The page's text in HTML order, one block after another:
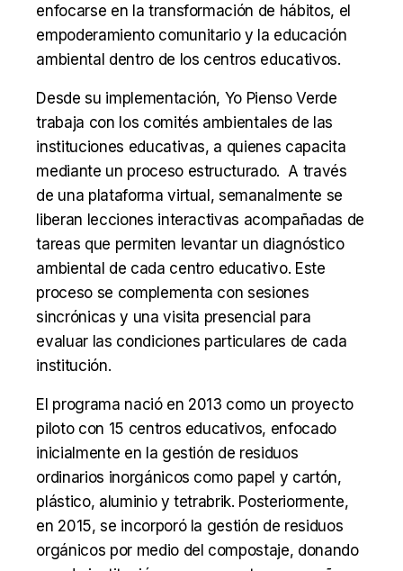
enfocarse en la transformación de hábitos, el
empoderamiento comunitario y la educación
ambiental dentro de los centros educativos.
Desde su implementación, Yo Pienso Verde
trabaja con los comités ambientales de las
instituciones educativas, a quienes capacita
mediante un proceso estructurado. A través
de una plataforma virtual, semanalmente se
liberan lecciones interactivas acompañadas de
tareas que permiten levantar un diagnóstico
ambiental de cada centro educativo. Este
proceso se complementa con sesiones
sincrónicas y una visita presencial para
evaluar las condiciones particulares de cada
institución.
El programa nació en 2013 como un proyecto
piloto con 15 centros educativos, enfocado
inicialmente en la gestión de residuos
ordinarios inorgánicos como papel y cartón,
plástico, aluminio y tetrabrik. Posteriormente,
en 2015, se incorporó la gestión de residuos
orgánicos por medio del compostaje, donando